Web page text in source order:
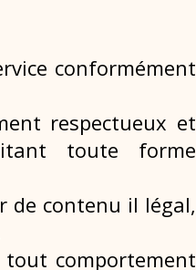
conformément
respectueux et
toute forme
de contenu il légal,
tout comportement